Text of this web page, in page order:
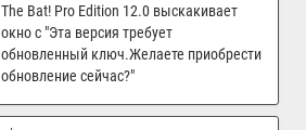
The Bat! Pro Edition 12.0 выскакивает
окно с "Эта версия требует
обновленный ключ.Желаете приобрести
обновление сейчас?"